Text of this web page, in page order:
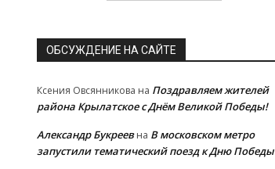
ОБСУЖДЕНИЕ НА САЙТЕ
Ксения Овсянникова на Поздравляем жителей
района Крылатское с Днём Великой Победы!
Александр Букреевна В московском метро
запустили тематический поезд к Дню Победы